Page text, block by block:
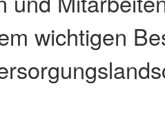
wichtigen